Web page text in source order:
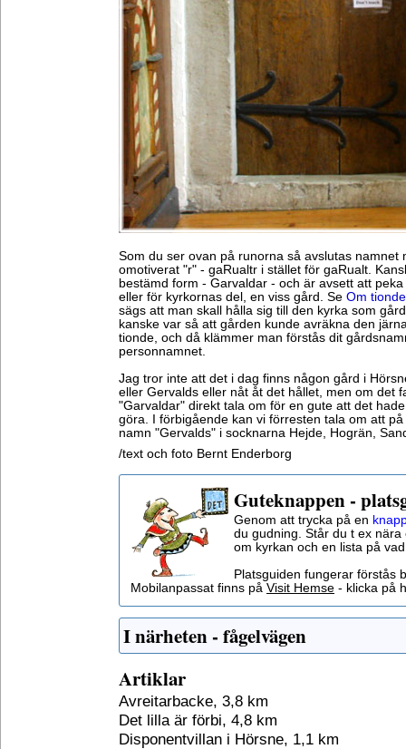
Som du ser ovan på runorna så avslutas namnet
omotiverat "r" - gaRualtr i stället för gaRualt.
bestämd form - Garvaldar - och är avsett att
eller för kyrkornas del, en viss gård. Se Om tionde
sägs att man skall hålla sig till den kyrka som
kanske var så att gården kunde avräkna den
tionde, och då klämmer man förstås dit
personnamnet.
Jag tror inte att det i dag finns någon gård i
eller Gervalds eller nåt åt det hållet, men om det
"Garvaldar" direkt tala om för en gute att det
göra. I förbigående kan vi förresten tala om att
namn "Gervalds" i socknarna Hejde, Hogrän,
/text och foto Bernt Enderborg
Guteknappen -
Genom att trycka på en
du gudning. Står du t ex
om kyrkan och en lista på
Platsguiden fungerar förstås
Mobilanpassat finns på Visit Hemse - klicka på
I närheten - fågelvägen
Artiklar
Avreitarbacke, 3,8 km
Det lilla är förbi, 4,8 km
Disponentvillan i Hörsne, 1,1 km